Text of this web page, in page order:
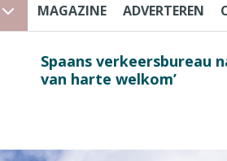
MAGAZINE ADVERTEREN
na protesten